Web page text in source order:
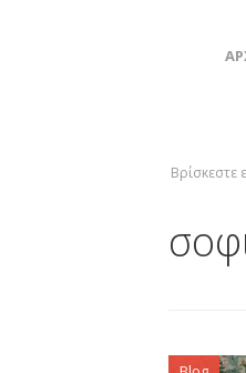
Βρίσκεστε